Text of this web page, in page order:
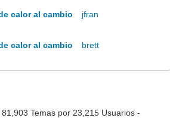
calor al cambio
jfran
calor al cambio
brett
Temas por 23,215 Usuarios -